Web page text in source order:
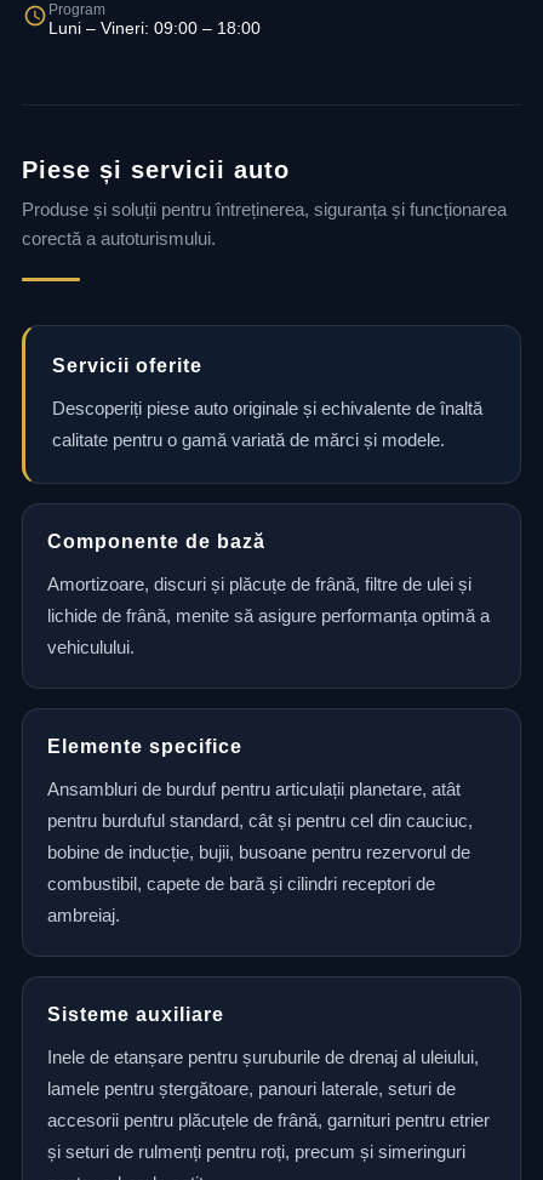
Program
Luni – Vineri: 09:00 – 18:00
Piese și servicii auto
Produse și soluții pentru întreținerea, siguranța și funcționarea
corectă a autoturismului.
Servicii oferite
Descoperiți piese auto originale și echivalente de înaltă
calitate pentru o gamă variată de mărci și modele.
Componente de bază
Amortizoare, discuri și plăcuțe de frână, filtre de ulei și
lichide de frână, menite să asigure performanța optimă a
vehiculului.
Elemente specifice
Ansambluri de burduf pentru articulații planetare, atât
pentru burduful standard, cât și pentru cel din cauciuc,
bobine de inducție, bujii, busoane pentru rezervorul de
combustibil, capete de bară și cilindri receptori de
ambreiaj.
Sisteme auxiliare
Inele de etanșare pentru șuruburile de drenaj al uleiului,
lamele pentru ștergătoare, panouri laterale, seturi de
accesorii pentru plăcuțele de frână, garnituri pentru etrier
și seturi de rulmenți pentru roți, precum și simeringuri